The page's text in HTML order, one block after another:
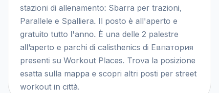
stazioni di allenamento: Sbarra per trazioni,
Parallele e Spalliera. Il posto è all'aperto e
gratuito tutto l'anno. È una delle 2 palestre
all’aperto e parchi di calisthenics di Евпатория
presenti su Workout Places. Trova la posizione
esatta sulla mappa e scopri altri posti per street
workout in città.